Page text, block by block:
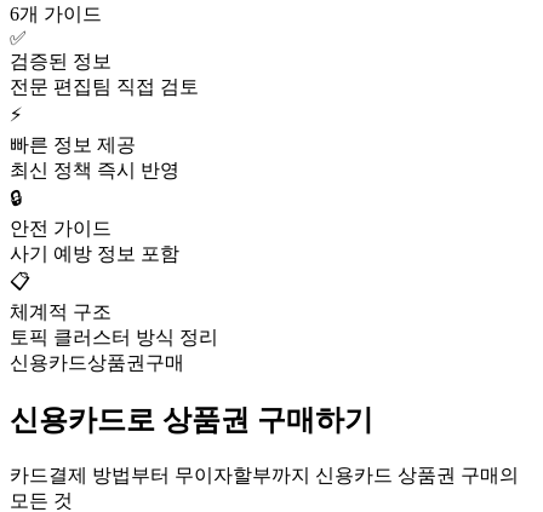
6개 가이드
✅
검증된 정보
전문 편집팀 직접 검토
⚡
빠른 정보 제공
최신 정책 즉시 반영
🔒
안전 가이드
사기 예방 정보 포함
📋
체계적 구조
토픽 클러스터 방식 정리
신용카드상품권구매
신용카드로 상품권 구매하기
카드결제 방법부터 무이자할부까지 신용카드 상품권 구매의
모든 것